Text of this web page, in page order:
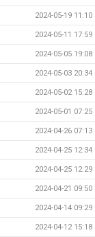
2024-05-19 11:10
2024-05-11 17:59
2024-05-05 19:08
2024-05-03 20:34
2024-05-02 15:28
2024-05-01 07:25
2024-04-26 07:13
2024-04-25 12:34
2024-04-25 12:29
2024-04-21 09:50
2024-04-14 09:29
2024-04-12 15:18